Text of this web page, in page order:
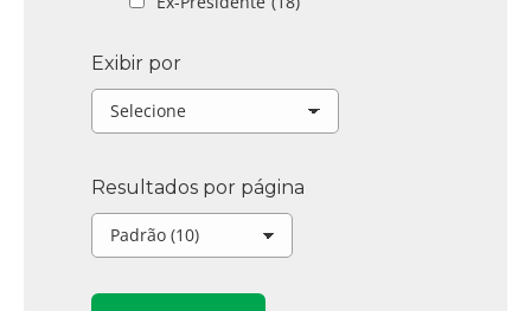
Exibir por
Resultados por página